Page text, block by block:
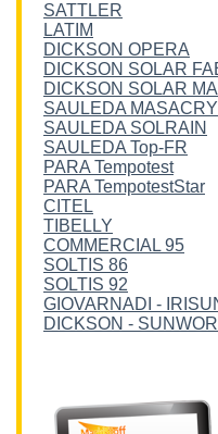
SATTLER
LATIM
DICKSON OPERA
DICKSON SOLAR
DICKSON SOLAR
SAULEDA
SAULEDA SOLRAIN
SAULEDA Top-FR
PARA Tempotest
PARA TempotestStar
CITEL
TIBELLY
COMMERCIAL 95
SOLTIS 86
SOLTIS 92
GIOVARNADI -
DICKSON -